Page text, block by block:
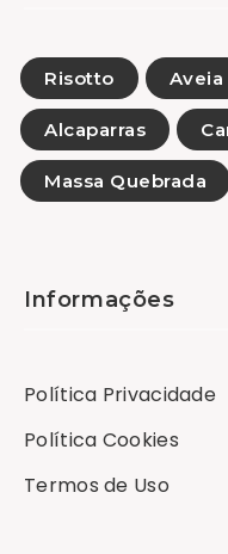
Risotto Aveia
Alcaparras
Massa Quebrada
Informações
Política Privacidade
Política Cookies
Termos de Uso